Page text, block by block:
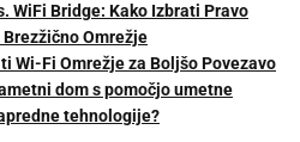
WiFi Bridge: Kako Izbrati Pravo
Omrežje
Wi-Fi Omrežje za Boljšo Povezavo
dom s pomočjo umetne
tehnologije?